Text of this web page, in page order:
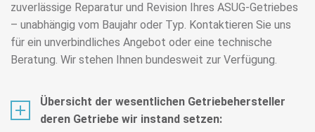
zuverlässige Reparatur und Revision Ihres ASUG-Getriebes
– unabhängig vom Baujahr oder Typ. Kontaktieren Sie uns
für ein unverbindliches Angebot oder eine technische
Beratung. Wir stehen Ihnen bundesweit zur Verfügung.
Übersicht der wesentlichen Getriebehersteller
deren Getriebe wir instand setzen: